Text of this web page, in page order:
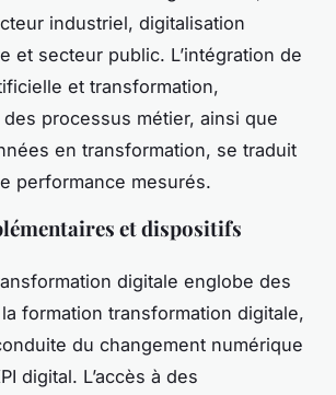
industriel, digitalisation
et secteur public. L’intégration de
et transformation,
des processus métier, ainsi que
en transformation, se traduit
performance mesurés.
et dispositifs
digitale englobe des
formation transformation digitale,
du changement numérique
digital. L’accès à des